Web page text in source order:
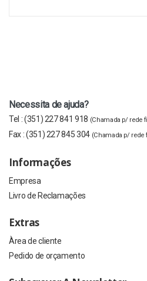
Necessita de ajuda?
Tel :(351) 227 841 918 (Chamada p/ rede
Fax :(351) 227 845 304 (Chamada p/ rede
Informações
Empresa
Livro de Reclamações
Extras
Àrea de cliente
Pedido de orçamento